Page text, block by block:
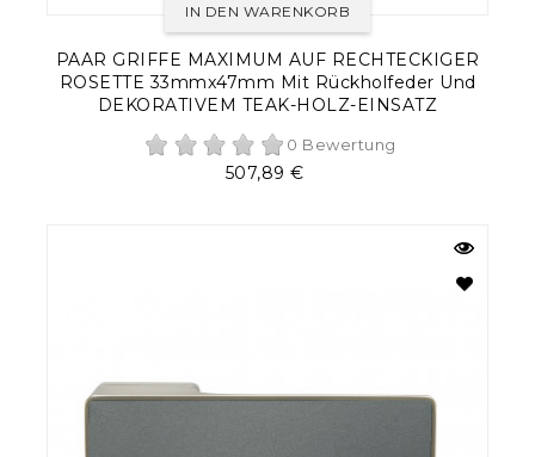
PAAR GRIFFE MAXIMUM AUF RECHTECKIGER
ROSETTE 33mmx47mm Mit Rückholfeder Und
DEKORATIVEM TEAK-HOLZ-EINSATZ
0 Bewertung
Preis
507,89 €
IN DEN WARENKORB